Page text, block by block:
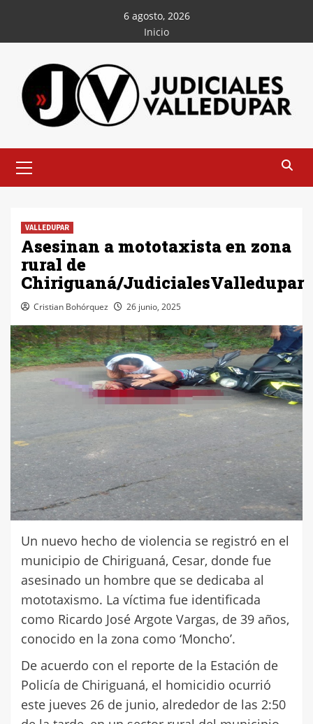
contenido
6 agosto, 2026
Inicio
principal
VALLEDUPAR
Asesinan a mototaxista en zona
rural de
Chiriguaná/JudicialesValledupar
Cristian Bohórquez 26 junio, 2025
Un nuevo hecho de violencia se registró en el
municipio de Chiriguaná, Cesar, donde fue
asesinado un hombre que se dedicaba al
mototaxismo. La víctima fue identificada
como Ricardo José Argote Vargas, de 39 años,
conocido en la zona como ‘Moncho’.
De acuerdo con el reporte de la Estación de
Policía de Chiriguaná, el homicidio ocurrió
este jueves 26 de junio, alrededor de las 2:50